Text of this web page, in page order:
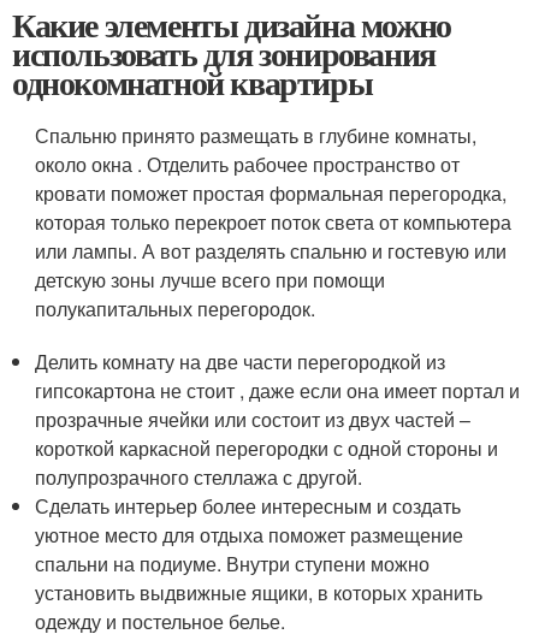
Какие элементы дизайна можно
использовать для зонирования
однокомнатной квартиры
Спальню принято размещать в глубине комнаты,
около окна . Отделить рабочее пространство от
кровати поможет простая формальная перегородка,
которая только перекроет поток света от компьютера
или лампы. А вот разделять спальню и гостевую или
детскую зоны лучше всего при помощи
полукапитальных перегородок.
Делить комнату на две части перегородкой из
гипсокартона не стоит , даже если она имеет портал и
прозрачные ячейки или состоит из двух частей –
короткой каркасной перегородки с одной стороны и
полупрозрачного стеллажа с другой.
Сделать интерьер более интересным и создать
уютное место для отдыха поможет размещение
спальни на подиуме. Внутри ступени можно
установить выдвижные ящики, в которых хранить
одежду и постельное белье.